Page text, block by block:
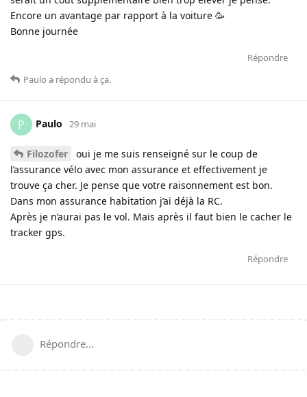
Encore un avantage par rapport à la voiture 🥳
Bonne journée
Répondre
Paulo a répondu à ça.
P Paulo 29 mai
Filozofer
oui je me suis renseigné sur le coup de
l’assurance vélo avec mon assurance et effectivement je
trouve ça cher. Je pense que votre raisonnement est bon.
Dans mon assurance habitation j’ai déjà la RC.
Après je n’aurai pas le vol. Mais après il faut bien le cacher le
tracker gps.
Répondre
Répondre…